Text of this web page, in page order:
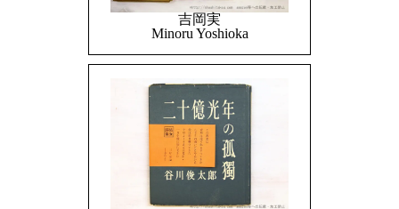
吉岡実
Minoru Yoshioka